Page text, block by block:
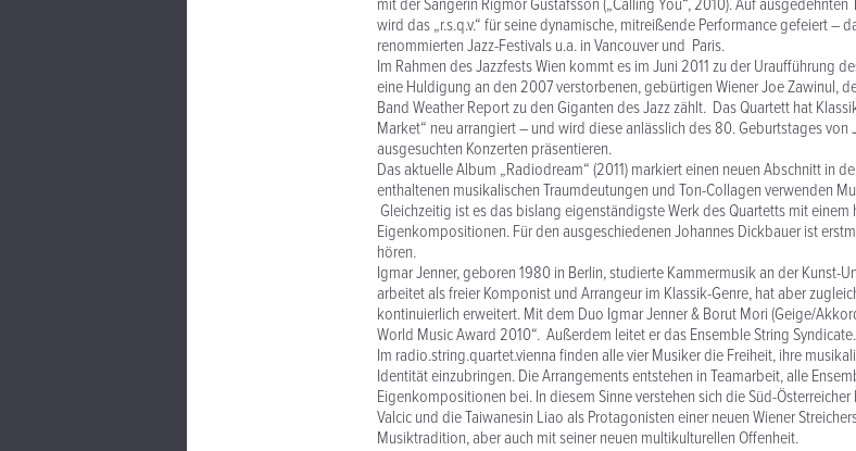
mit der Sängerin Rigmor Gustafsson („Calling You“, 2010). Auf
wird das „r.s.q.v.“ für seine dynamische, mitreißende Performance gefeiert –
renommierten Jazz-Festivals u.a. in Vancouver und Paris.
Im Rahmen des Jazzfests Wien kommt es im Juni 2011 zu der Uraufführung
eine Huldigung an den 2007 verstorbenen, gebürtigen Wiener Joe Zawinul,
Band Weather Report zu den Giganten des Jazz zählt. Das Quartett hat
Market“ neu arrangiert – und wird diese anlässlich des 80. Geburtstages von
ausgesuchten Konzerten präsentieren.
Das aktuelle Album „Radiodream“ (2011) markiert einen neuen Abschnitt in
enthaltenen musikalischen Traumdeutungen und Ton-Collagen verwenden
Gleichzeitig ist es das bislang eigenständigste Werk des Quartetts mit einem
Eigenkompositionen. Für den ausgeschiedenen Johannes Dickbauer ist
hören.
Igmar Jenner, geboren 1980 in Berlin, studierte Kammermusik an der Kunst-
arbeitet als freier Komponist und Arrangeur im Klassik-Genre, hat aber
kontinuierlich erweitert. Mit dem Duo Igmar Jenner & Borut Mori (Geige/
World Music Award 2010“. Außerdem leitet er das Ensemble String Syndicate.
Im radio.string.quartet.vienna finden alle vier Musiker die Freiheit, ihre
Identität einzubringen. Die Arrangements entstehen in Teamarbeit, alle
Eigenkompositionen bei. In diesem Sinne verstehen sich die Süd-
Valcic und die Taiwanesin Liao als Protagonisten einer neuen Wiener
Musiktradition, aber auch mit seiner neuen multikulturellen Offenheit.